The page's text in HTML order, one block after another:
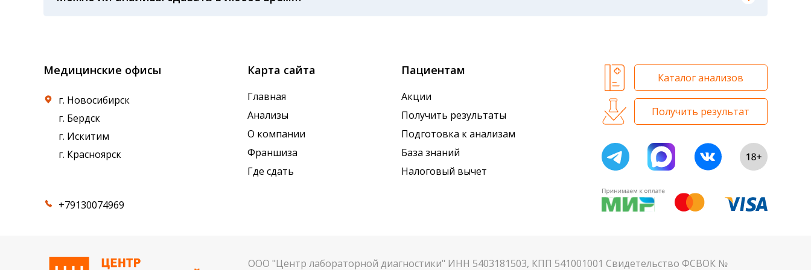
Медицинские офисы
г. Новосибирск
г. Бердск
г. Искитим
г. Красноярск
+79130074969
Карта сайта
Главная
Анализы
О компании
Франшиза
Где сдать
Пациентам
Акции
Получить результаты
Подготовка к анализам
База знаний
Налоговый вычет
Каталог анализов
Получить результат
ООО "Центр лабораторной диагностики" ИНН 5403181503, КПП 541001001 Свидетельство ФСВОК №